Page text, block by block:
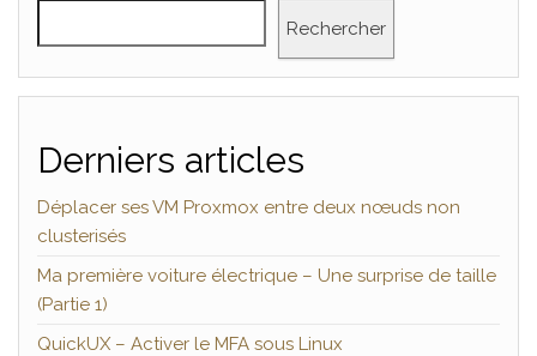
Rechercher
Derniers articles
Déplacer ses VM Proxmox entre deux nœuds non
clusterisés
Ma première voiture électrique – Une surprise de taille
(Partie 1)
QuickUX – Activer le MFA sous Linux